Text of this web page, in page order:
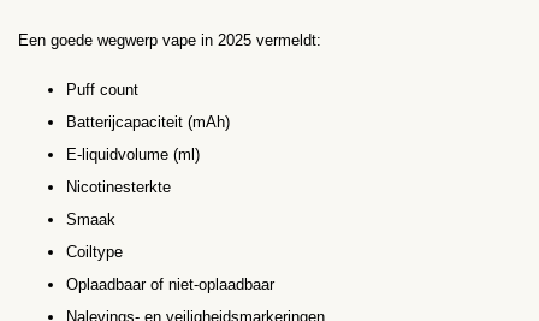
Een goede wegwerp vape in 2025 vermeldt:
Puff count
Batterijcapaciteit (mAh)
E-liquidvolume (ml)
Nicotine­sterkte
Smaak
Coiltype
Oplaadbaar of niet-oplaadbaar
Nalevings- en veiligheidsmarkeringen